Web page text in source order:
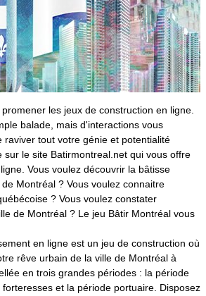
les jeux de construction en ligne.
balade, mais d'interactions vous
raviver tout votre génie et potentialité
sur le site Batirmontreal.net qui vous offre
Vous voulez découvrir la bâtisse
Montréal ? Vous voulez connaitre
? Vous voulez constater
de Montréal ? Le jeu Bâtir Montréal vous
en ligne est un jeu de construction où
rêve urbain de la ville de Montréal à
en trois grandes périodes : la période
et la période portuaire. Disposez